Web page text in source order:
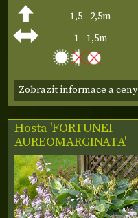
1,5 - 2,5m
1 - 1,5m
Zobrazit informace a ceny
Hosta 'FORTUNEI
AUREOMARGINATA'